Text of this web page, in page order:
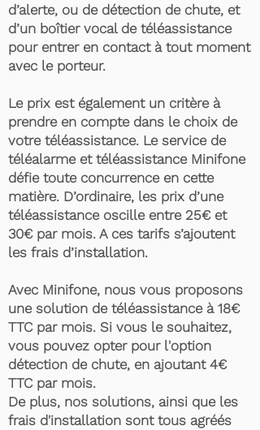
d’alerte, ou de détection de chute, et
d’un boîtier vocal de téléassistance
pour entrer en contact à tout moment
avec le porteur.
Le prix est également un critère à
prendre en compte dans le choix de
votre téléassistance. Le service de
téléalarme et téléassistance Minifone
défie toute concurrence en cette
matière. D’ordinaire, les prix d’une
téléassistance oscille entre 25€ et
30€ par mois. A ces tarifs s’ajoutent
les frais d’installation.
Avec Minifone, nous vous proposons
une solution de téléassistance à 18€
TTC par mois. Si vous le souhaitez,
vous pouvez opter pour l'option
détection de chute, en ajoutant 4€
TTC par mois.
De plus, nos solutions, ainsi que les
frais d'installation sont tous agréés